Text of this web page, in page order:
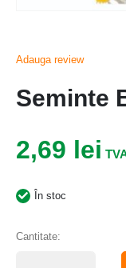
Adauga review
Seminte
2,69 lei
În stoc
Cantitate: